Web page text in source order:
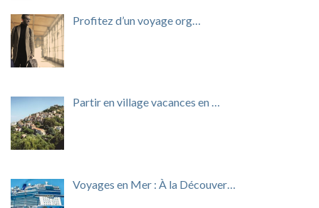
Profitez d’un voyage org…
Partir en village vacances en …
Voyages en Mer : À la Découver…